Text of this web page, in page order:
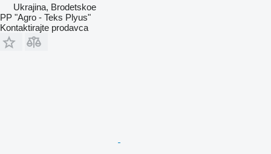
Ukrajina, Brodetskoe
PP "Agro - Teks Plyus"
Kontaktirajte prodavca